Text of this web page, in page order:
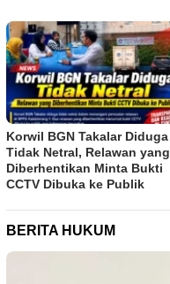
Korwil BGN Takalar Diduga
Tidak Netral, Relawan yang
Diberhentikan Minta Bukti
CCTV Dibuka ke Publik
BERITA HUKUM